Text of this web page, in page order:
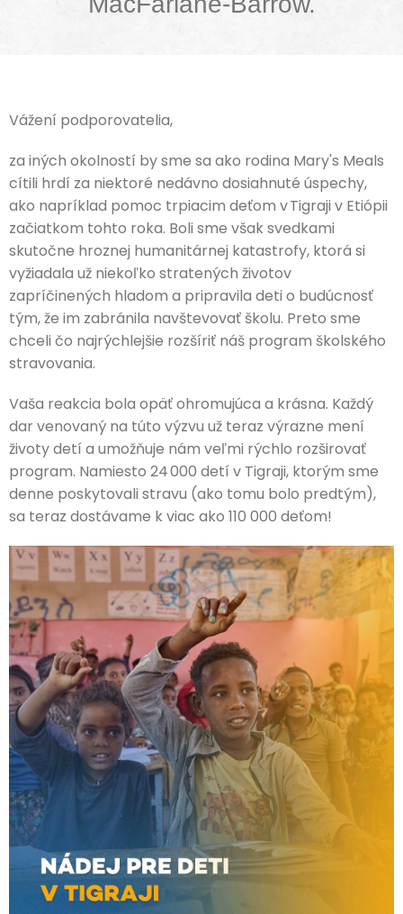
Vážení podporovatelia,
za iných okolností by sme sa ako rodina Mary's Meals
cítili hrdí za niektoré nedávno dosiahnuté úspechy,
ako napríklad pomoc trpiacim deťom v Tigraji v Etiópii
začiatkom tohto roka. Boli sme však svedkami
skutočne hroznej humanitárnej katastrofy, ktorá si
vyžiadala už niekoľko stratených životov
zapríčinených hladom a pripravila deti o budúcnosť
tým, že im zabránila navštevovať školu. Preto sme
chceli čo najrýchlejšie rozšíriť náš program školského
stravovania.
Vaša reakcia bola opäť ohromujúca a krásna. Každý
dar venovaný na túto výzvu už teraz výrazne mení
životy detí a umožňuje nám veľmi rýchlo rozširovať
program. Namiesto 24 000 detí v Tigraji, ktorým sme
denne poskytovali stravu (ako tomu bolo predtým),
sa teraz dostávame k viac ako 110 000 deťom!